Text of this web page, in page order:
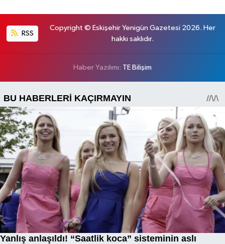
RSS
Copyright © Eskişehir Yenigün Gazetesi 2026. Her
hakkı saklıdır.
Haber Yazılımı: TE Bilişim